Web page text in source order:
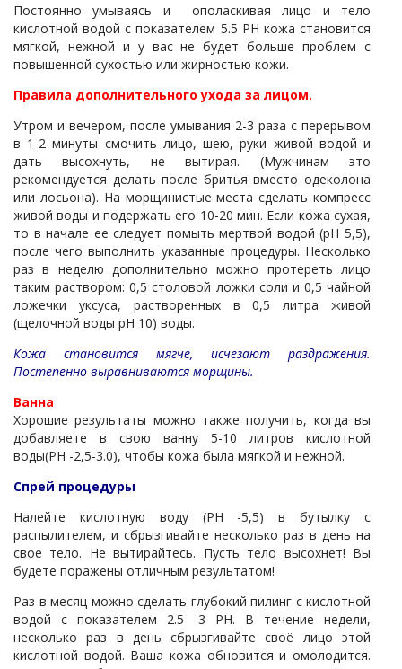
Постоянно умываясь и ополаскивая лицо и тело
кислотной водой с показателем 5.5 PH кожа становится
мягкой, нежной и у вас не будет больше проблем с
повышенной сухостью или жирностью кожи.
Правила дополнительного ухода за лицом.
Утром и вечером, после умывания 2-3 раза с перерывом
в 1-2 минуты смочить лицо, шею, руки живой водой и
дать высохнуть, не вытирая. (Мужчинам это
рекомендуется делать после бритья вместо одеколона
или лосьона). На морщинистые места сделать компресс
живой воды и подержать его 10-20 мин. Если кожа сухая,
то в начале ее следует помыть мертвой водой (рН 5,5),
после чего выполнить указанные процедуры. Несколько
раз в неделю дополнительно можно протереть лицо
таким раствором: 0,5 столовой ложки соли и 0,5 чайной
ложечки уксуса, растворенных в 0,5 литра живой
(щелочной воды рН 10) воды.
Кожа становится мягче, исчезают раздражения.
Постепенно выравниваются морщины.
Ванна
Хорошие результаты можно также получить, когда вы
добавляете в свою ванну 5-10 литров кислотной
воды(РН -2,5-3.0), чтобы кожа была мягкой и нежной.
Спрей процедуры
Налейте кислотную воду (РН -5,5) в бутылку с
распылителем, и сбрызгивайте несколько раз в день на
свое тело. Не вытирайтесь. Пусть тело высохнет! Вы
будете поражены отличным результатом!
Раз в месяц можно сделать глубокий пилинг с кислотной
водой с показателем 2.5 -3 PH. В течение недели,
несколько раз в день сбрызгивайте своё лицо этой
кислотной водой. Ваша кожа обновится и омолодится.